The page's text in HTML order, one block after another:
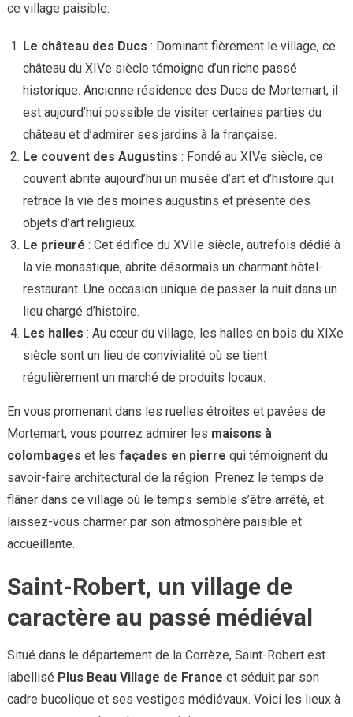
ce village paisible.
Le château des Ducs : Dominant fièrement le village, ce
château du XIVe siècle témoigne d’un riche passé
historique. Ancienne résidence des Ducs de Mortemart, il
est aujourd’hui possible de visiter certaines parties du
château et d’admirer ses jardins à la française.
Le couvent des Augustins : Fondé au XIVe siècle, ce
couvent abrite aujourd’hui un musée d’art et d’histoire qui
retrace la vie des moines augustins et présente des
objets d’art religieux.
Le prieuré : Cet édifice du XVIIe siècle, autrefois dédié à
la vie monastique, abrite désormais un charmant hôtel-
restaurant. Une occasion unique de passer la nuit dans un
lieu chargé d’histoire.
Les halles : Au cœur du village, les halles en bois du XIXe
siècle sont un lieu de convivialité où se tient
régulièrement un marché de produits locaux.
En vous promenant dans les ruelles étroites et pavées de
Mortemart, vous pourrez admirer les maisons à
colombages et les façades en pierre qui témoignent du
savoir-faire architectural de la région. Prenez le temps de
flâner dans ce village où le temps semble s’être arrêté, et
laissez-vous charmer par son atmosphère paisible et
accueillante.
Saint-Robert, un village de
caractère au passé médiéval
Situé dans le département de la Corrèze, Saint-Robert est
labellisé Plus Beau Village de France et séduit par son
cadre bucolique et ses vestiges médiévaux. Voici les lieux à